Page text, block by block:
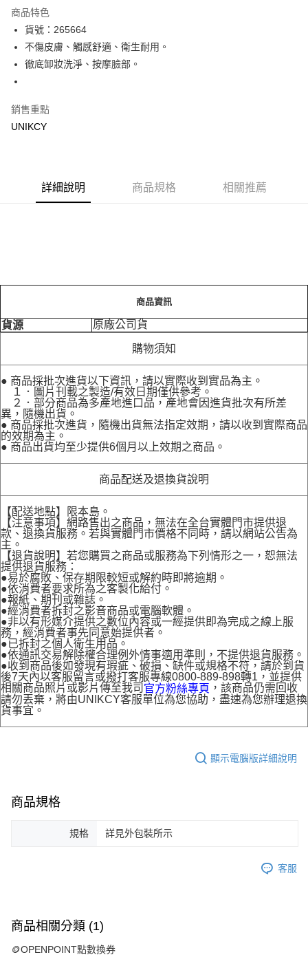
LINE Pay
Apple Pay
悠遊付
Google Pay
7-11取貨付款［需3-5個工作天不含預購商品］
每筆NT$70，滿NT$499(含以上)免運費
商品特色
貨號：265664
不傷皮膚、觸感舒適、衛生耐用。
徹底卸妝洗淨、按摩臉部。
銷售重點
UNIKCY
詳細說明 商品規格 相關推薦
商品資訊
貨源 原廠公司貨
購物須知
● 商品採批次進貨以下資訊，請以實際收到實品為主。
１．圖片刊載之製造/有效日期僅供參考。
２．部分商品為多產地進口品，產地會因進貨批次有所差
異，隨機出貨。
● 商品採批次進貨，隨機出貨無法指定效期，請以收到實際商品
的效期為主。
● 商品出貨均至少提供6個月以上效期之商品。
商品配送及退換貨說明
【配送地點】限本島。
【注意事項】網路售出之商品，無法在全台實體門市提供退
款、退換貨服務。若與實體門市價格不同時，請以網站公告為
主。
【退貨說明】若您購買之商品或服務為下列情形之一，恕無法
提供退貨服務：
●易於腐敗、保存期限較短或解約時即將逾期。
●依消費者要求所為之客製化給付。
●報紙、期刊或雜誌。
●經消費者拆封之影音商品或電腦軟體。
●非以有形媒介提供之數位內容或一經提供即為完成之線上服
務，經消費者事先同意始提供者。
●已拆封之個人衛生用品。
●依通訊交易解除權合理例外情事適用準則，不提供退貨服務。
●收到商品後如發現有瑕疵、破損、缺件或規格不符，請於到貨
後7天內以客服留言或撥打客服專線0800-889-898轉1，並提供
相關商品照片或影片傳至我司 官方粉絲專頁 ，該商品仍需回收
請勿丟棄，將由UNIKCY客服單位為您協助，盡速為您辦理退換
貨事宜。
顯示電腦版詳細說明
商品規格
規格 詳見外包裝所示
客服
商品相關分類 (1)
🪙OPENPOINT點數換券